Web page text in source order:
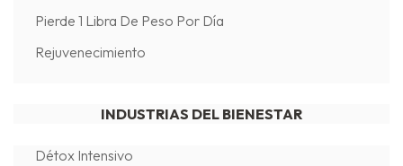
Pierde 1 Libra De Peso Por Día
Rejuvenecimiento
INDUSTRIAS DEL BIENESTAR
Détox Intensivo